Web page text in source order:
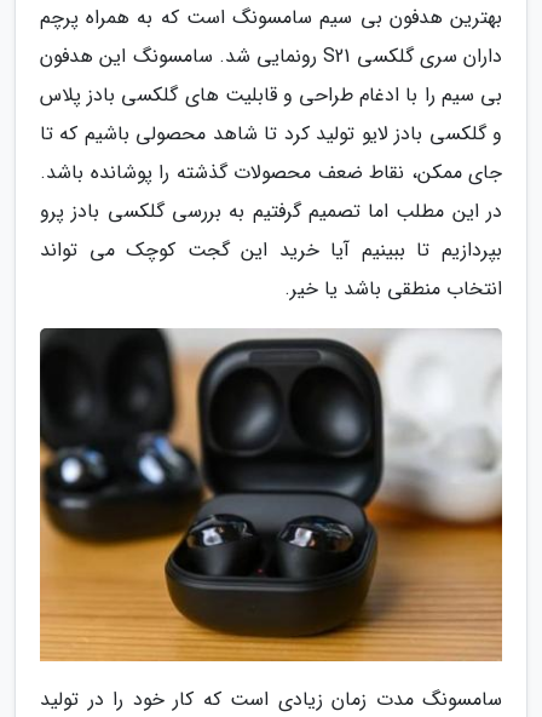
بهترین هدفون بی سیم سامسونگ است که به همراه پرچم
داران سری گلکسی S21 رونمایی شد. سامسونگ این هدفون
بی سیم را با ادغام طراحی و قابلیت های گلکسی بادز پلاس
و گلکسی بادز لایو تولید کرد تا شاهد محصولی باشیم که تا
جای ممکن، نقاط ضعف محصولات گذشته را پوشانده باشد.
در این مطلب اما تصمیم گرفتیم به بررسی گلکسی بادز پرو
بپردازیم تا ببینیم آیا خرید این گجت کوچک می تواند
انتخاب منطقی باشد یا خیر.
سامسونگ مدت زمان زیادی است که کار خود را در تولید